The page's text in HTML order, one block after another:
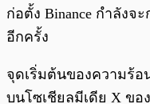
ก่อตั้ง Binance กำลัง
อีกครั้ง
จุดเริ่มต้นของความร้อ
บนโซเชียลมีเดีย X ขอ